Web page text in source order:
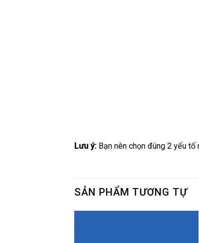
Lưu ý: Bạn nên chọn đúng 2 yếu
SẢN PHẨM TƯƠNG TỰ